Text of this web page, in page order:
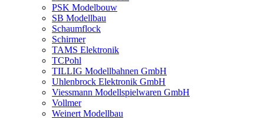
PSK Modelbouw
SB Modellbau
Schaumflock
Schirmer
TAMS Elektronik
TCPohl
TILLIG Modellbahnen GmbH
Uhlenbrock Elektronik GmbH
Viessmann Modellspielwaren GmbH
Vollmer
Weinert Modellbau